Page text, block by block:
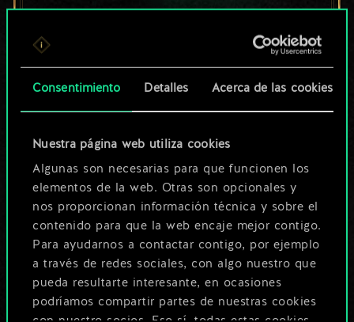
Consentimiento Detalles Acerca de las cookies
Nuestra página web utiliza cookies
Algunas son necesarias para que funcionen los
elementos de la web. Otras son opcionales y
nos proporcionan información técnica y sobre el
contenido para que la web encaje mejor contigo.
Para ayudarnos a contactar contigo, por ejemplo
a través de redes sociales, con algo nuestro que
pueda resultarte interesante, en ocasiones
podríamos compartir partes de nuestras cookies
un conjunto de
cartas compartido.
ser mucho más!
Poner nombre a esta baraja y crear
una guía